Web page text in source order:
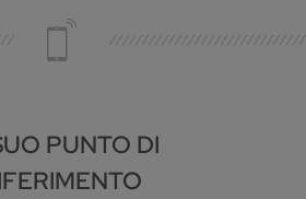
PUNTO DI